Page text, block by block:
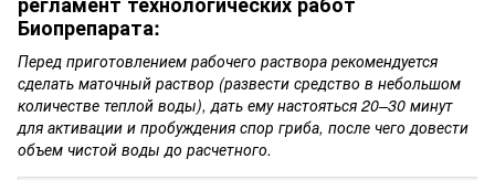
Биопрепарата:
Перед приготовлением рабочего раствора рекомендуется
сделать маточный раствор (развести средство в небольшом
количестве теплой воды), дать ему настояться 20–30 минут
для активации и пробуждения спор гриба, после чего довести
объем чистой воды до расчетного.